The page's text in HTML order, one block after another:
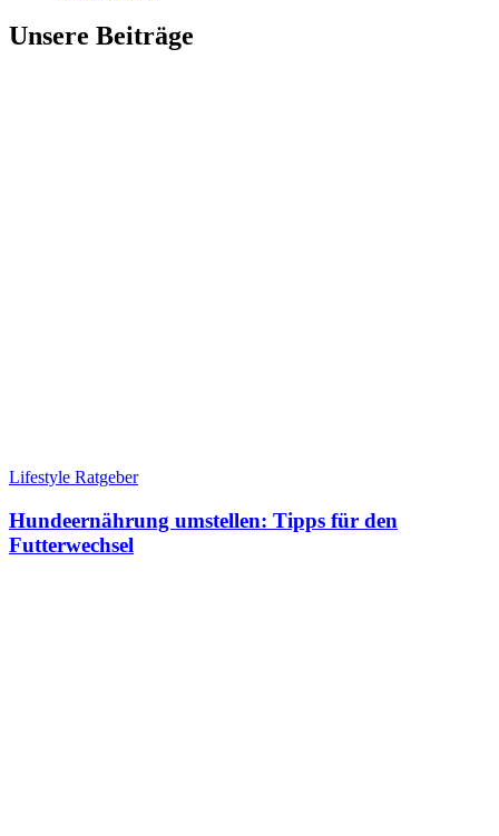
Unsere Beiträge
Lifestyle Ratgeber
Hundeernährung umstellen: Tipps für den
Futterwechsel